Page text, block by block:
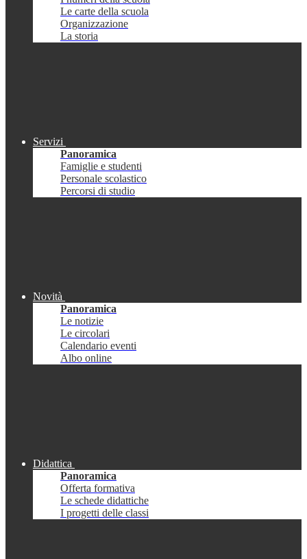
Le carte della scuola
Organizzazione
La storia
Servizi
Panoramica
Famiglie e studenti
Personale scolastico
Percorsi di studio
Novità
Panoramica
Le notizie
Le circolari
Calendario eventi
Albo online
Didattica
Panoramica
Offerta formativa
Le schede didattiche
I progetti delle classi